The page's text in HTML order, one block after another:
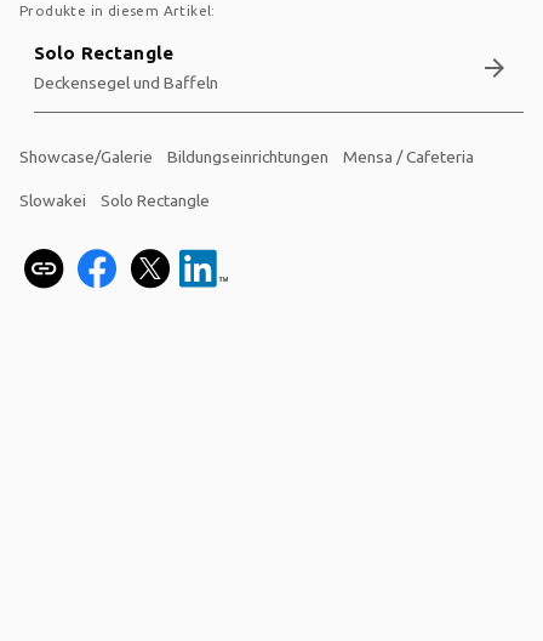
Produkte in diesem Artikel:
Solo Rectangle
Deckensegel und Baffeln arrow_forward
Showcase/Galerie Bildungseinrichtungen Mensa / Cafeteria
Slowakei Solo Rectangle